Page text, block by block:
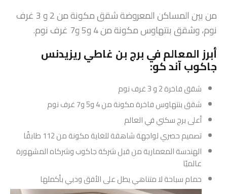
من بين المساكن المعروضة شقق مكونة من 2 و 3 غرف
نوم، وشقق بنتهاوس مكونة من 4 و5 و7 غرف نوم.
أبرز المعالم في برج بن غاطي ريزيدنس
جاكوب آند كو:
شقق فاخرة 2 و 3 غرف نوم
شقق بنتهاوس فاخرة مكونة من 4 و5 و7 غرف نوم
أعلى برج سكني في العالم
تصميم حصري لواجهة شاهقة للغاية مكونة من 112 طابقًا
الهندسة المعمارية من قبل شركة جاكوب وشركاه المشهورة
عالميًا
حمام سباحة لا متناهي يطل على الأفق ودبي بأكملها